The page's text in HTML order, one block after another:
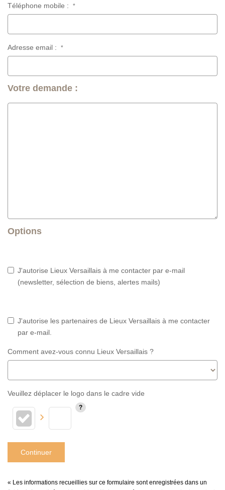
Téléphone mobile : *
Adresse email : *
Votre demande :
Options
J'autorise Lieux Versaillais à me contacter par e-mail
(newsletter, sélection de biens, alertes mails)
J'autorise les partenaires de Lieux Versaillais à me contacter
par e-mail.
Comment avez-vous connu Lieux Versaillais ?
Veuillez déplacer le logo dans le cadre vide
Continuer
« Les informations recueillies sur ce formulaire sont enregistrées dans un